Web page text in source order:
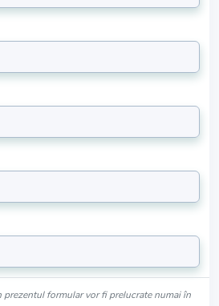
prezentul formular vor fi prelucrate numai în